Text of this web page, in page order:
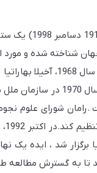
(8 اوت
شناخته شده و مورد
کرد. رامان اولین
برگزار شد ، ایده